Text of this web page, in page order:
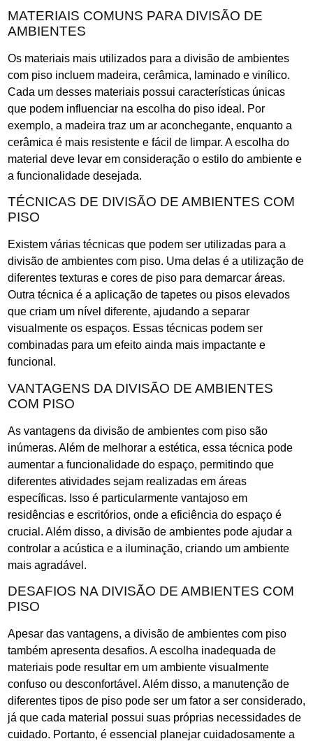
MATERIAIS COMUNS PARA DIVISÃO DE
AMBIENTES
Os materiais mais utilizados para a divisão de ambientes
com piso incluem madeira, cerâmica, laminado e vinílico.
Cada um desses materiais possui características únicas
que podem influenciar na escolha do piso ideal. Por
exemplo, a madeira traz um ar aconchegante, enquanto a
cerâmica é mais resistente e fácil de limpar. A escolha do
material deve levar em consideração o estilo do ambiente e
a funcionalidade desejada.
TÉCNICAS DE DIVISÃO DE AMBIENTES COM
PISO
Existem várias técnicas que podem ser utilizadas para a
divisão de ambientes com piso. Uma delas é a utilização de
diferentes texturas e cores de piso para demarcar áreas.
Outra técnica é a aplicação de tapetes ou pisos elevados
que criam um nível diferente, ajudando a separar
visualmente os espaços. Essas técnicas podem ser
combinadas para um efeito ainda mais impactante e
funcional.
VANTAGENS DA DIVISÃO DE AMBIENTES
COM PISO
As vantagens da divisão de ambientes com piso são
inúmeras. Além de melhorar a estética, essa técnica pode
aumentar a funcionalidade do espaço, permitindo que
diferentes atividades sejam realizadas em áreas
específicas. Isso é particularmente vantajoso em
residências e escritórios, onde a eficiência do espaço é
crucial. Além disso, a divisão de ambientes pode ajudar a
controlar a acústica e a iluminação, criando um ambiente
mais agradável.
DESAFIOS NA DIVISÃO DE AMBIENTES COM
PISO
Apesar das vantagens, a divisão de ambientes com piso
também apresenta desafios. A escolha inadequada de
materiais pode resultar em um ambiente visualmente
confuso ou desconfortável. Além disso, a manutenção de
diferentes tipos de piso pode ser um fator a ser considerado,
já que cada material possui suas próprias necessidades de
cuidado. Portanto, é essencial planejar cuidadosamente a